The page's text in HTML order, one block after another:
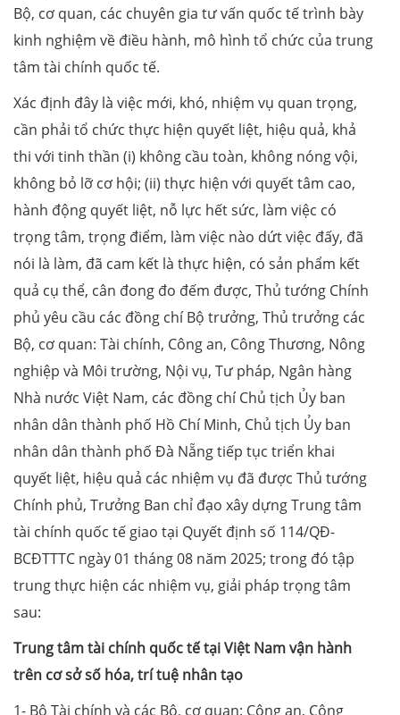
Bộ, cơ quan, các chuyên gia tư vấn quốc tế trình bày
kinh nghiệm về điều hành, mô hình tổ chức của trung
tâm tài chính quốc tế.
Xác định đây là việc mới, khó, nhiệm vụ quan trọng,
cần phải tổ chức thực hiện quyết liệt, hiệu quả, khả
thi với tinh thần (i) không cầu toàn, không nóng vội,
không bỏ lỡ cơ hội; (ii) thực hiện với quyết tâm cao,
hành động quyết liệt, nỗ lực hết sức, làm việc có
trọng tâm, trọng điểm, làm việc nào dứt việc đấy, đã
nói là làm, đã cam kết là thực hiện, có sản phẩm kết
quả cụ thể, cân đong đo đếm được, Thủ tướng Chính
phủ yêu cầu các đồng chí Bộ trưởng, Thủ trưởng các
Bộ, cơ quan: Tài chính, Công an, Công Thương, Nông
nghiệp và Môi trường, Nội vụ, Tư pháp, Ngân hàng
Nhà nước Việt Nam, các đồng chí Chủ tịch Ủy ban
nhân dân thành phố Hồ Chí Minh, Chủ tịch Ủy ban
nhân dân thành phố Đà Nẵng tiếp tục triển khai
quyết liệt, hiệu quả các nhiệm vụ đã được Thủ tướng
Chính phủ, Trưởng Ban chỉ đạo xây dựng Trung tâm
tài chính quốc tế giao tại Quyết định số 114/QĐ-
BCĐTTTC ngày 01 tháng 08 năm 2025; trong đó tập
trung thực hiện các nhiệm vụ, giải pháp trọng tâm
sau:
Trung tâm tài chính quốc tế tại Việt Nam vận hành
trên cơ sở số hóa, trí tuệ nhân tạo
1- Bộ Tài chính và các Bộ, cơ quan: Công an, Công